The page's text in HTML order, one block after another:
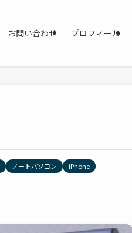
お問い合わせ プロフィール
ノートパソコン
iPhone